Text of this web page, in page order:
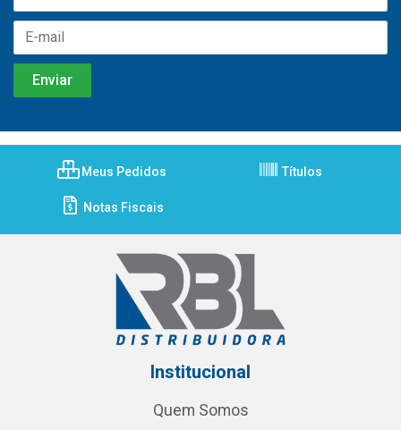
Meus Pedidos Títulos
Notas Fiscais
Institucional
Quem Somos